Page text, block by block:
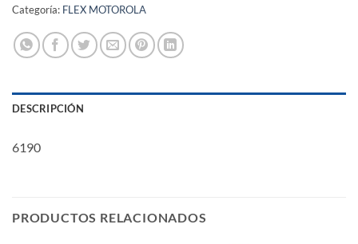
Categoría: FLEX MOTOROLA
DESCRIPCIÓN
6190
PRODUCTOS RELACIONADOS